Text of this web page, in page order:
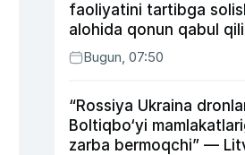
faoliyatini tartibga
alohida qonun qabul
Bugun, 07:50
“Rossiya Ukraina
Boltiqbo‘yi
zarba bermoqchi” —